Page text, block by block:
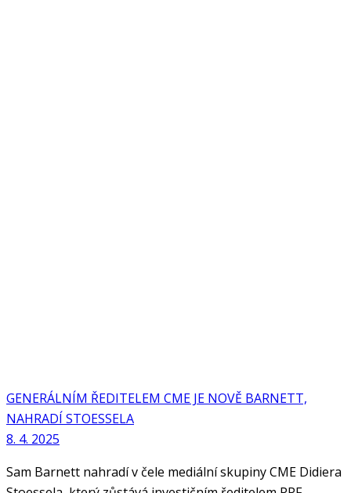
GENERÁLNÍM ŘEDITELEM CME JE NOVĚ BARNETT,
NAHRADÍ STOESSELA
8. 4. 2025
Sam Barnett nahradí v čele mediální skupiny CME Didiera